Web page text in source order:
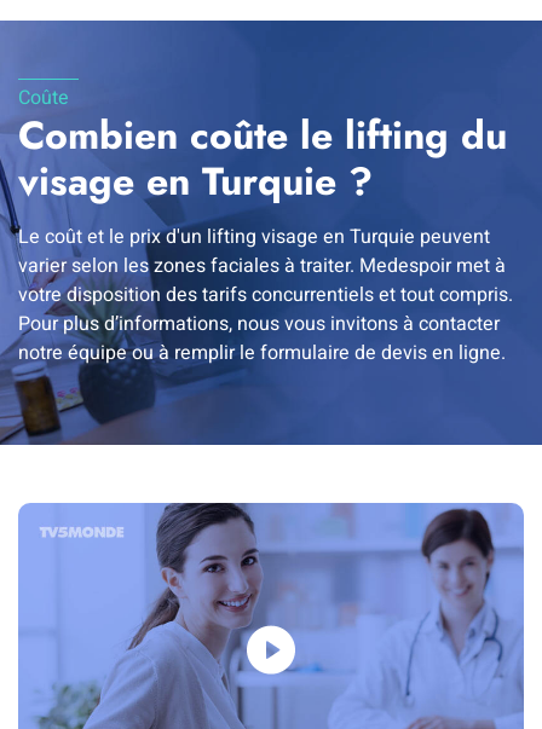
Coûte
Combien coûte le lifting du
visage en Turquie ?
Le coût et le prix d'un lifting visage en Turquie peuvent
varier selon les zones faciales à traiter. Medespoir met à
votre disposition des tarifs concurrentiels et tout compris.
Pour plus d’informations, nous vous invitons à contacter
notre équipe ou à remplir le formulaire de devis en ligne.